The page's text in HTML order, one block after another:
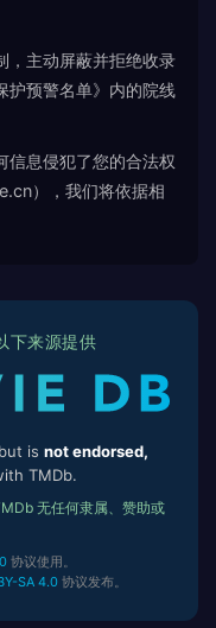
，主动屏蔽并拒绝收录
护预警名单》内的院线
信息侵犯了您的合法权
），我们将依据相
下来源提供
is not endorsed,
TMDb.
无任何隶属、赞助或
协议使用。
SA 4.0协议发布。